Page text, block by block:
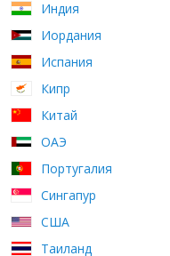
Индия
Иордания
Испания
Кипр
Китай
ОАЭ
Португалия
Сингапур
США
Таиланд